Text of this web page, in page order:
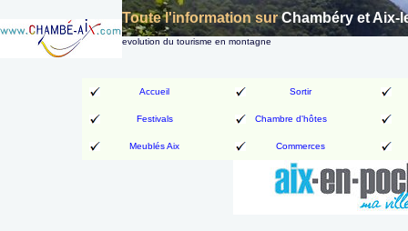
Toute l'information surChambéry et Aix-
evolution du tourisme en montagne
Accueil Sortir
Festivals Chambre d'hôtes
Meublés Aix Commerces